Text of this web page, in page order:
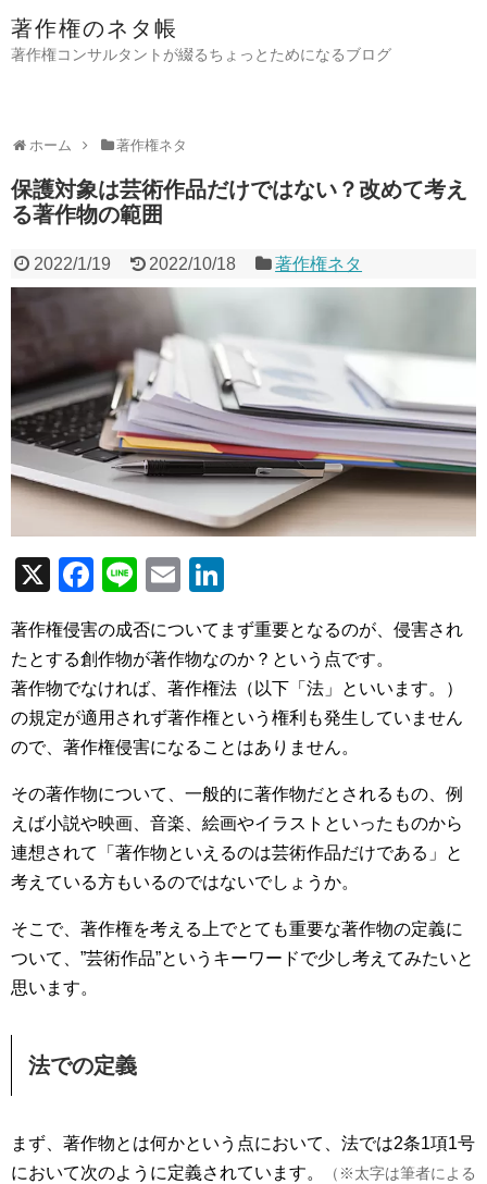
著作権のネタ帳
著作権コンサルタントが綴るちょっとためになるブログ
ホーム 著作権ネタ
保護対象は芸術作品だけではない？改めて考え
る著作物の範囲
2022/1/19 2022/10/18 著作権ネタ
X
F
c
e
b
o
o
k
Li
e
E
ail k
e
dI
n
著作権侵害の成否についてまず重要となるのが、侵害され
たとする創作物が著作物なのか？という点です。
著作物でなければ、著作権法（以下「法」といいます。）
の規定が適用されず著作権という権利も発生していません
ので、著作権侵害になることはありません。
その著作物について、一般的に著作物だとされるもの、例
えば小説や映画、音楽、絵画やイラストといったものから
連想されて「著作物といえるのは芸術作品だけである」と
考えている方もいるのではないでしょうか。
そこで、著作権を考える上でとても重要な著作物の定義に
ついて、”芸術作品”というキーワードで少し考えてみたいと
思います。
法での定義
まず、著作物とは何かという点において、法では2条1項1号
において次のように定義されています。
（※太字は筆者による